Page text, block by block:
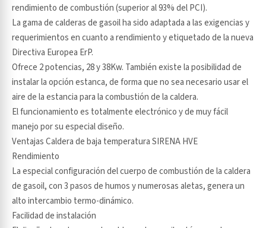
rendimiento de combustión (superior al 93% del PCI).
La gama de calderas de gasoil ha sido adaptada a las exigencias y
requerimientos en cuanto a rendimiento y etiquetado de la nueva
Directiva Europea ErP.
Ofrece 2 potencias, 28 y 38Kw. También existe la posibilidad de
instalar la opción estanca, de forma que no sea necesario usar el
aire de la estancia para la combustión de la caldera.
El funcionamiento es totalmente electrónico y de muy fácil
manejo por su especial diseño.
Ventajas Caldera de baja temperatura SIRENA HVE
Rendimiento
La especial configuración del cuerpo de combustión de la caldera
de gasoil, con 3 pasos de humos y numerosas aletas, genera un
alto intercambio termo-dinámico.
Facilidad de instalación